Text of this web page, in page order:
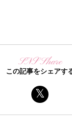
SNS Share
この記事をシェアす